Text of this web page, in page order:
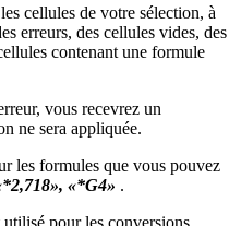
cellules de votre sélection, à
erreurs, des cellules vides, des
contenant une formule
vous recevrez un
ne sera appliquée.
les formules que vous pouvez
«*G4» .
pour les conversions